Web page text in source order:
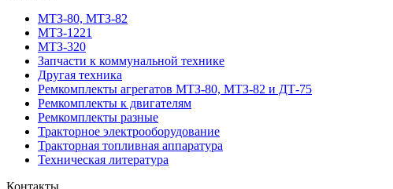
МТЗ-80, МТЗ-82
МТЗ-1221
МТЗ-320
Запчасти к коммунальной технике
Другая техника
Ремкомплекты агрегатов МТЗ-80, МТЗ-82 и ДТ-75
Ремкомплекты к двигателям
Ремкомплекты разные
Тракторное электрооборудование
Тракторная топливная аппаратура
Техническая литература